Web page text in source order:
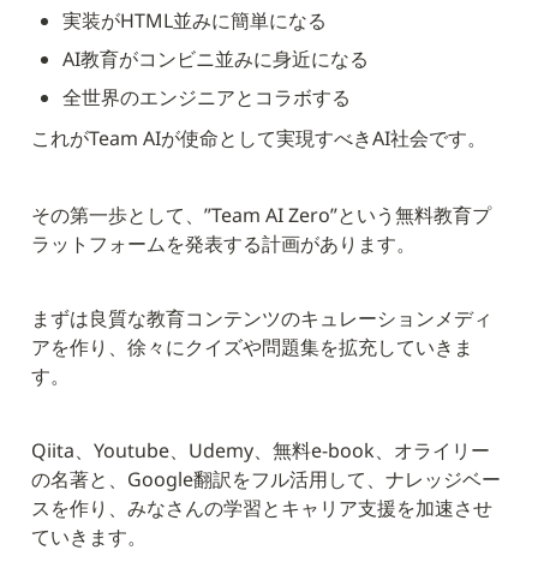
実装がHTML並みに簡単になる
AI教育がコンビニ並みに身近になる
全世界のエンジニアとコラボする
これがTeam AIが使命として実現すべきAI社会です。
その第一歩として、”Team AI Zero”という無料教育プ
ラットフォームを発表する計画があります。
まずは良質な教育コンテンツのキュレーションメディ
アを作り、徐々にクイズや問題集を拡充していきま
す。
Qiita、Youtube、Udemy、無料e-book、オライリー
の名著と、Google翻訳をフル活用して、ナレッジベー
スを作り、みなさんの学習とキャリア支援を加速させ
ていきます。